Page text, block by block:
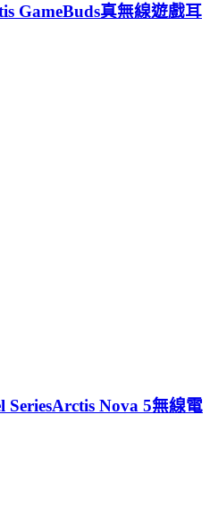
GameBuds真無線遊戲耳
SeriesArctis Nova 5無線電